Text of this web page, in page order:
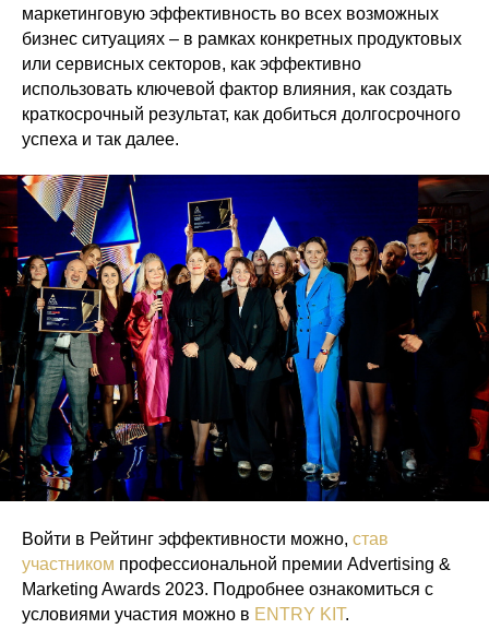
маркетинговую эффективность во всех возможных
бизнес ситуациях – в рамках конкретных продуктовых
или сервисных секторов, как эффективно
использовать ключевой фактор влияния, как создать
краткосрочный результат, как добиться долгосрочного
успеха и так далее.
Войти в Рейтинг эффективности можно, став
участником профессиональной премии Advertising &
Marketing Awards 2023. Подробнее ознакомиться с
условиями участия можно в ENTRY KIT.